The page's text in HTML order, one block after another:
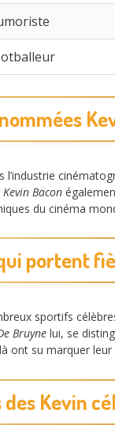
Kevin Bacon
du cinéma
portent
sportifs
Bruyne lui, se
ont su marquer
Kevin